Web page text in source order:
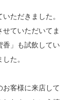
ただきました。
ていただいてま
香」も試飲してい
た。
お客様に来店して